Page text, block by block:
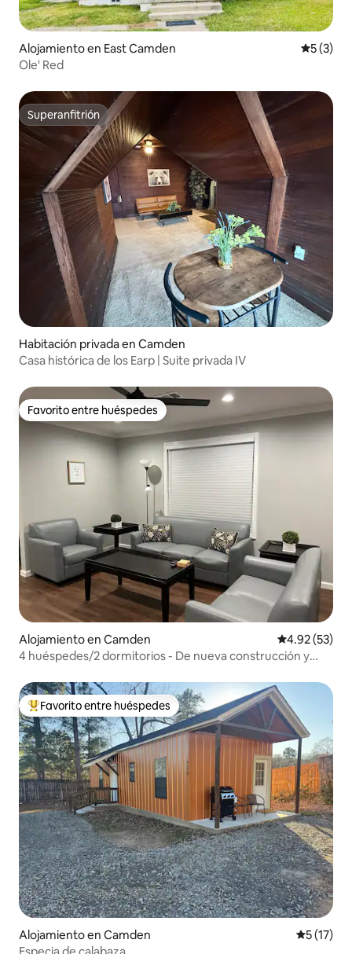
Alojamiento en East Camden
5 (3)
Ole' Red
Superanfitrión
Superanfitrión
Habitación privada en Camden
Casa histórica de los Earp | Suite privada IV
Favorito entre huéspedes
Favorito entre huéspedes
Alojamiento en Camden Calificación
4.92 (53)
4 huéspedes/2 dormitorios - De nueva construcción y
Favorito entre huéspedes preferido
Favorito entre huéspedes
Alojamiento en Camden
5 (17)